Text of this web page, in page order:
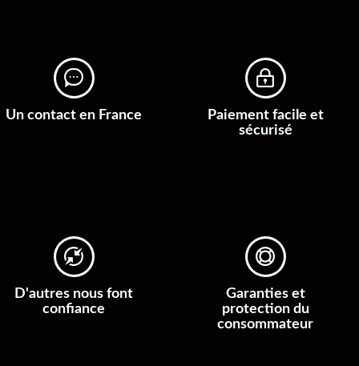
Un contact en France
Paiement facile et
sécurisé
D'autres nous font
confiance
Garanties et
protection du
consommateur